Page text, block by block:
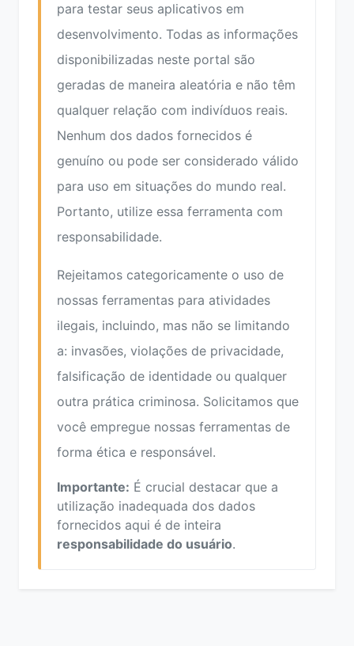
para testar seus aplicativos em
desenvolvimento. Todas as informações
disponibilizadas neste portal são
geradas de maneira aleatória e não têm
qualquer relação com indivíduos reais.
Nenhum dos dados fornecidos é
genuíno ou pode ser considerado válido
para uso em situações do mundo real.
Portanto, utilize essa ferramenta com
responsabilidade.
Rejeitamos categoricamente o uso de
nossas ferramentas para atividades
ilegais, incluindo, mas não se limitando
a: invasões, violações de privacidade,
falsificação de identidade ou qualquer
outra prática criminosa. Solicitamos que
você empregue nossas ferramentas de
forma ética e responsável.
Importante: É crucial destacar que a
utilização inadequada dos dados
fornecidos aqui é de inteira
responsabilidade do usuário.